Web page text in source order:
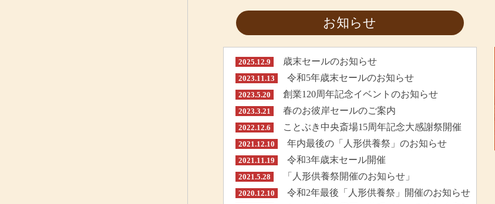
お知らせ
2025.12.9 歳末セールのお知らせ
2023.11.13 令和5年歳末セールのお知らせ
2023.5.20 創業120周年記念イベントのお知らせ
2023.3.21 春のお彼岸セールのご案内
2022.12.6 ことぶき中央斎場15周年記念大感謝祭開催
2021.12.10 年内最後の「人形供養祭」のお知らせ
2021.11.19 令和3年歳末セール開催
2021.5.28 「人形供養祭開催のお知らせ」
2020.12.10 令和2年最後「人形供養祭」開催のお知らせ